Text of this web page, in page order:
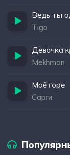
Ведь ты
Tigo
Девочка
Mekhman
Моё горе
Сарги